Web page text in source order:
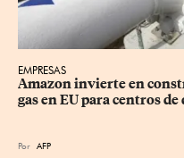
EMPRESAS
Amazon invierte en
gas en EU para centros de
Por AFP